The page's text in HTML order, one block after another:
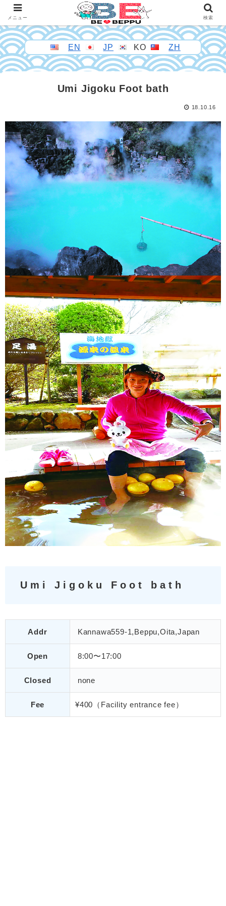
EN JP KO ZH
Umi Jigoku Foot bath
18.10.16
Umi Jigoku Foot bath
Addr Kannawa559-1,Beppu,Oita,Japan
Open 8:00〜17:00
Closed none
Fee ¥400（Facility entrance fee）
メニュー 検索